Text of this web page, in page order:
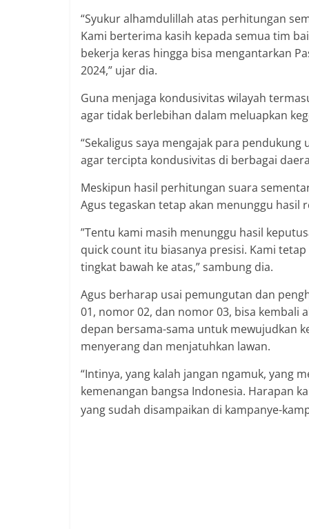
“Syukur alhamdulillah atas perhitungan
Kami berterima kasih kepada semua tim
bekerja keras hingga bisa mengantarkan
2024,” ujar dia.
Guna menjaga kondusivitas wilayah
agar tidak berlebihan dalam meluapkan
“Sekaligus saya mengajak para
agar tercipta kondusivitas di berbagai
Meskipun hasil perhitungan suara
Agus tegaskan tetap akan menunggu hasil
”Tentu kami masih menunggu hasil
quick count itu biasanya presisi. Kami
tingkat bawah ke atas,” sambung dia.
Agus berharap usai pemungutan dan
01, nomor 02, dan nomor 03, bisa kembali
depan bersama-sama untuk mewujudkan
menyerang dan menjatuhkan lawan.
“Intinya, yang kalah jangan ngamuk, yang
kemenangan bangsa Indonesia. Harapan
yang sudah disampaikan di kampanye-